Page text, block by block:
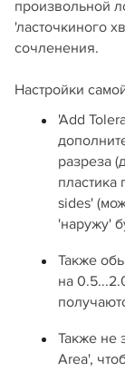
произвольной
'ласточкиного
сочленения.
Настройки
'Add
разреза
sides'
'наружу'
Также
на
Также не
Area',